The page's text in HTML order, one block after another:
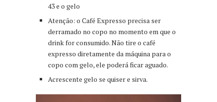
43 e o gelo
Atenção: o Café Expresso precisa ser
derramado no copo no momento em que o
drink for consumido. Não tire o café
expresso diretamente da máquina para o
copo com gelo, ele poderá ficar aguado.
Acrescente gelo se quiser e sirva.